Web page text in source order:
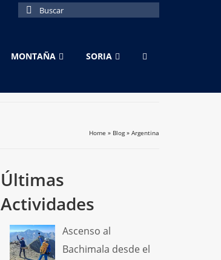
Buscar
MONTAÑA SORIA
Home » Blog » Argentina
Últimas
Actividades
Ascenso al
Bachimala desde el